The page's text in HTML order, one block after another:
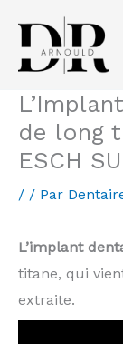
contenu
de long
ESCH
/ / Par
L’implant
titane, qui
extraite.